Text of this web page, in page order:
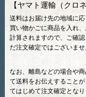
【ヤマト運輸（クロ
送料はお届け先の地域に応
買い物かごに商品を入れ
計算されますので、ご確
だ注文確定ではございませ
なお、離島などの場合や
て送料をお伝えすること
てはじめて注文確定とな